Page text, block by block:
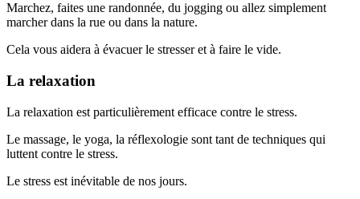
Marchez, faites une randonnée, du jogging ou allez simplement
marcher dans la rue ou dans la nature.
Cela vous aidera à évacuer le stresser et à faire le vide.
La relaxation
La relaxation est particulièrement efficace contre le stress.
Le massage, le yoga, la réflexologie sont tant de techniques qui
luttent contre le stress.
Le stress est inévitable de nos jours.